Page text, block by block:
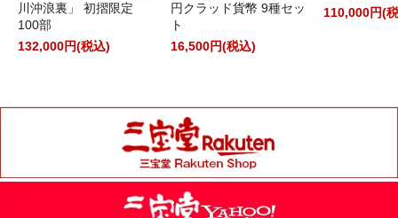
川沖浪裏」 初摺限定
100部
132,000円(税込)
円クラッド貨幣 9種セッ
ト
16,500円(税込)
110,000円(